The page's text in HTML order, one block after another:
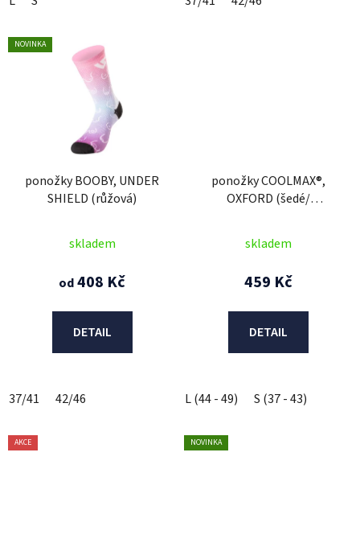
NOVINKA
ponožky BOOBY, UNDER
SHIELD (růžová)
skladem
od408 Kč
DETAIL
37/41 42/46
ponožky COOLMAX®,
OXFORD (šedé/
skladem
459 Kč
DETAIL
L (44 - 49) S (37 - 43)
AKCE NOVINKA